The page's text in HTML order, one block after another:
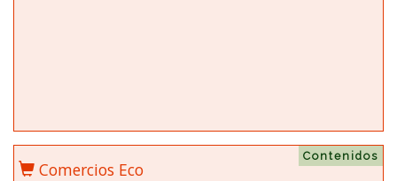
Contenidos
Comercios Eco